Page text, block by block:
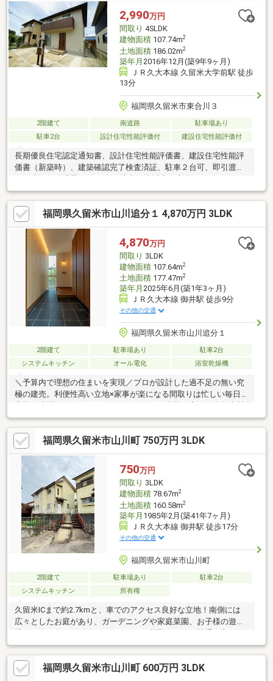
2,990万円
間取り 4SLDK
建物面積107.74m2
土地面積186.02m2
築年月 2016年12月(築9年9ヶ月)
ＪＲ久大本線 久留米大学前駅 徒歩
13分
福岡県久留米市東合川３
2階建て 南道路
駐車場あり
駐車2台
設計住宅性能評価付 建設住宅性能評価付
長期優良住宅認定通知書、設計住宅性能評価書、建設住宅性能評
価書（新築時）、建築確認完了検査済証、駐車２台可、即引渡
ッチン、浴室乾燥機、陽当り良好、全居室収納、南側道路面す、
閑静な住宅地、ＬＤＫ１５畳以上、和室、整形地、対面式キッチ
ン、３面採光、バリアフリー、トイレ２ヶ所、浴室１坪以上、２
階建、複層ガラス、オートバス、温水洗浄便座、床下収納、浴室
に窓、ＴＶモニタ付インターホン、通風良好、ウォークインクロ
ーゼット、ＩＨクッキングヒーター、シューズインクローク、小
学校 徒歩10分以内、平坦地、納戸、食器洗乾燥機、オール電化
福岡県久留米市山川追分１ 4,870万円 3LDK
4,870万円
間取り 3LDK
建物面積107.64m2
土地面積177.47m2
築年月 2025年6月(築1年3ヶ月)
ＪＲ久大本線 御井駅 徒歩9分
その他の交通
福岡県久留米市山川追分１
2階建て 駐車場あり
駐車2台
システムキッチン
オール電化 浴室乾燥機
＼予算内で理想の住まいを実現／プロが設計した過不足の無い究
極の建売。利便性高い立地×家事が楽になる間取りは忙しい毎日に
のお家で新しい生活をはじめませんか？「調湿機能・耐震性・快
適性」国産檜は抗菌・防虫効果と強度特性で建物を長持ちさせる
効果があります。長期優良住宅基準を上回る、日本最高レベル
『耐震等級３』をクリアした高品質住宅です。住まいを長く守り
続けるために『初期20年保証』を提供しています。「山川追分で
の暮らし」学校・幼稚園の送り迎えも◎利便性をあきらめず静か
な街で生活できるエリアです。
福岡県久留米市山川町 750万円 3LDK
750万円
間取り 3LDK
建物面積78.67m2
土地面積160.58m2
築年月 1985年2月(築41年7ヶ月)
ＪＲ久大本線 御井駅 徒歩17分
その他の交通
福岡県久留米市山川町
2階建て 駐車場あり
駐車2台
システムキッチン
所有権
久留米ICまで約2.7kmと、車でのアクセス良好な立地！南側には
広々としたお庭があり、ガーデニングや家庭菜園、お子様の遊び
3LDKの2階建て住宅。現在は所有者様が居住中ですが、事前のご
予約にて内覧可能です。お気軽に担当「森田」までご連絡くださ
い！TEL：070-3209-4152
福岡県久留米市山川町 600万円 3LDK